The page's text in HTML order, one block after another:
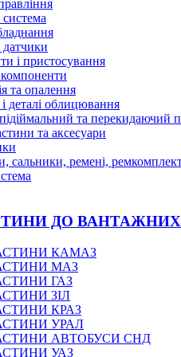
система
і пристосування
компоненти
та опалення
деталі облицювання
та перекидаючий
та аксесуари
сальники, ремені,
ДО
КАМАЗ
МАЗ
ГАЗ
ЗІЛ
КРАЗ
УРАЛ
АВТОБУСИ СНД
УАЗ